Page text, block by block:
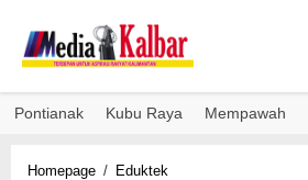
content
Pontianak Kubu Raya Mempawah
Homepage / Eduktek